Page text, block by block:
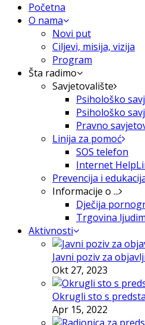
Početna
O nama
Novi put
Ciljevi, misija, vizija
Program
Šta radimo
Savjetovalište
Psihološko
Psihološko
Pravno
Linija za pomoć
SOS telefon
Internet
Prevencija i
Informacije o ...
Dječija
Trgovina
Aktivnosti
Javni poziv za
Okt 27, 2023
Okrugli sto s
Apr 15, 2022